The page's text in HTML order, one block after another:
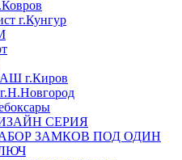
г.Кунгур
г.Киров
СЕРИЯ
ЗАМКОВ ПОД ОДИН